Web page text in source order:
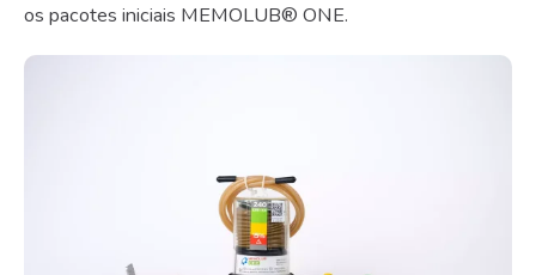
os pacotes iniciais MEMOLUB® ONE.